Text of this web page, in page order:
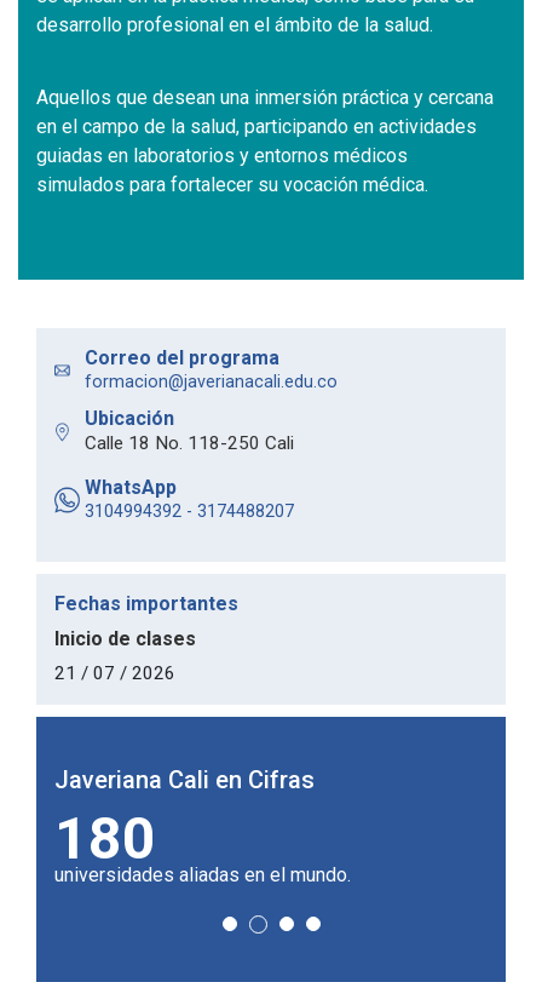
desarrollo profesional en el ámbito de la salud.
Aquellos que desean una inmersión práctica y cercana
en el campo de la salud, participando en actividades
guiadas en laboratorios y entornos médicos
simulados para fortalecer su vocación médica.
Correo del programa
formacion@javerianacali.edu.co
Ubicación
Calle 18 No. 118-250 Cali
WhatsApp
3104994392 - 3174488207
Fechas importantes
Inicio de clases
21 / 07 / 2026
Javeriana Cali en Cifras
24,4 m2
de campus por estudiante.